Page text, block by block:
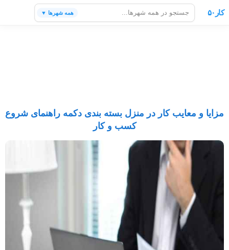
کار۵۰ همه شهرها ▼
مزایا و معایب کار در منزل بسته بندی دکمه راهنمای شروع
کسب و کار